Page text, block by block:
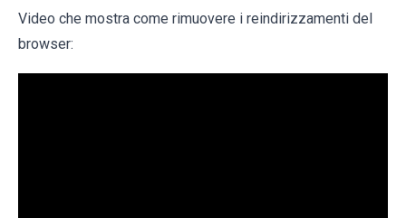
Video che mostra come rimuovere i reindirizzamenti del
browser: